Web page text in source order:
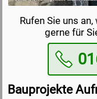
Rufen Sie uns
gerne für
Bauprojekte